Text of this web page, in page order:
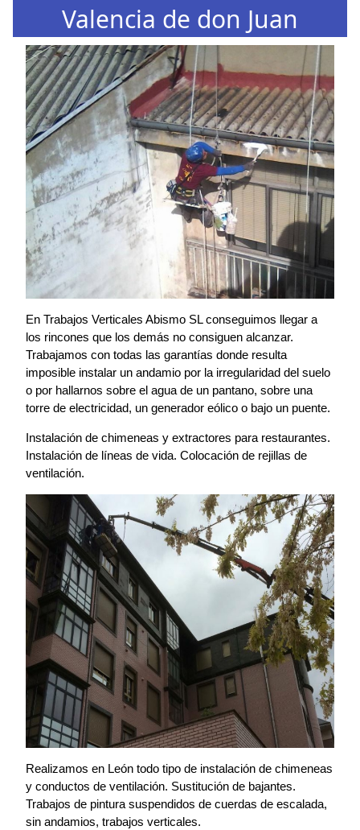
Valencia de don Juan
En Trabajos Verticales Abismo SL conseguimos llegar a
los rincones que los demás no consiguen alcanzar.
Trabajamos con todas las garantías donde resulta
imposible instalar un andamio por la irregularidad del suelo
o por hallarnos sobre el agua de un pantano, sobre una
torre de electricidad, un generador eólico o bajo un puente.
Instalación de chimeneas y extractores para restaurantes.
Instalación de líneas de vida. Colocación de rejillas de
ventilación.
Realizamos en León todo tipo de instalación de chimeneas
y conductos de ventilación. Sustitución de bajantes.
Trabajos de pintura suspendidos de cuerdas de escalada,
sin andamios, trabajos verticales.